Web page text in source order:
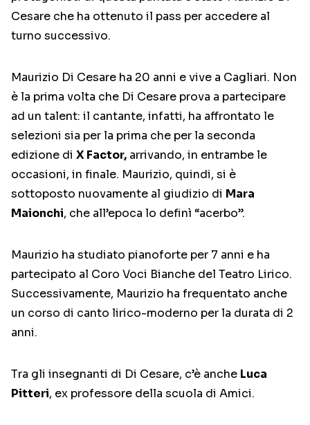
Cesare che ha ottenuto il pass per accedere al
turno successivo.
Maurizio Di Cesare ha 20 anni e vive a Cagliari. Non
è la prima volta che Di Cesare prova a partecipare
ad un talent: il cantante, infatti, ha affrontato le
selezioni sia per la prima che per la seconda
edizione di X Factor, arrivando, in entrambe le
occasioni, in finale. Maurizio, quindi, si è
sottoposto nuovamente al giudizio di Mara
Maionchi, che all’epoca lo definì “acerbo”.
Maurizio ha studiato pianoforte per 7 anni e ha
partecipato al Coro Voci Bianche del Teatro Lirico.
Successivamente, Maurizio ha frequentato anche
un corso di canto lirico-moderno per la durata di 2
anni.
Tra gli insegnanti di Di Cesare, c’è anche Luca
Pitteri, ex professore della scuola di Amici.